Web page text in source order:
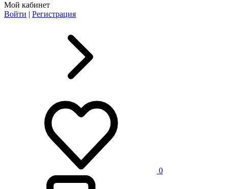
Мой кабинет
Войти | Регистрация
0